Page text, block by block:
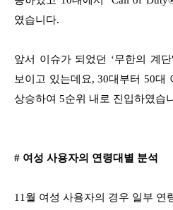
였습니다.
앞서 이슈가 되었던 ‘무한의 계
보이고 있는데요, 30대부터 50대
상승하여 5순위 내로 진입하였습
# 여성 사용자의 연령대별 분석
11월 여성 사용자의 경우 일부 연